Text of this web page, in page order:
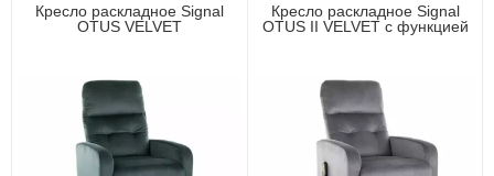
Кресло раскладное Signal
OTUS VELVET
Кресло раскладное Signal
OTUS II VELVET с функцией